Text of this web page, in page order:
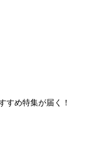
すめ特集が届く！